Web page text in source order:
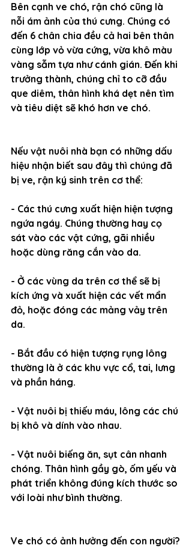
Bên cạnh ve chó, rận chó cũng là
nỗi ám ảnh của thú cưng. Chúng có
đến 6 chân chia đều cả hai bên thân
cùng lớp vỏ vừa cứng, vừa khô màu
vàng sẫm tựa như cánh gián. Đến khi
trưởng thành, chúng chỉ to cỡ đầu
que diêm, thân hình khá dẹt nên tìm
và tiêu diệt sẽ khó hơn ve chó.
Nếu vật nuôi nhà bạn có những dấu
hiệu nhận biết sau đây thì chúng đã
bị ve, rận ký sinh trên cơ thể:
- Các thú cưng xuất hiện hiện tượng
ngứa ngáy. Chúng thường hay cọ
sát vào các vật cứng, gãi nhiều
hoặc dùng răng cắn vào da.
- Ở các vùng da trên cơ thể sẽ bị
kích ứng và xuất hiện các vết mẩn
đỏ, hoặc đóng các mảng vảy trên
da.
- Bắt đầu có hiện tượng rụng lông
thường là ở các khu vực cổ, tai, lưng
và phần háng.
- Vật nuôi bị thiếu máu, lông các chú
bị khô và dính vào nhau.
- Vật nuôi biếng ăn, sụt cân nhanh
chóng. Thân hình gầy gò, ốm yếu và
phát triển không đúng kích thước so
với loài như bình thường.
Ve chó có ảnh hưởng đến con người?